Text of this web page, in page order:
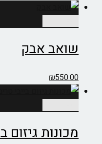
אבק
₪
גיזום בייבי